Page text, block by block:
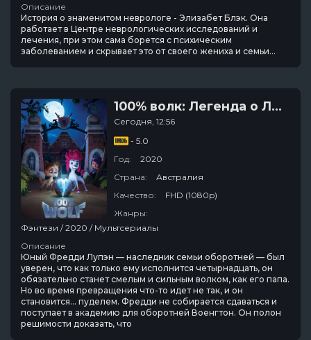
Описание
История о знаменитом неврологе - Элизабет Блэк. Она
работает в Центре неврологических исследований и
лечения, при этом сама борется с психическим
заболеванием и скрывает это от своего жениха и семьи...
100% волк: Легенда о Лунном камне
Сегодня, 12:56
- 5.0
Год:
2020
Страна:
Австралия
Качество:
FHD (1080p)
Жанры:
Фэнтези / 2020 / Мультсериалы
Описание
Юный Фредди Лупэн — наследник семьи оборотней — был
уверен, что как только ему исполнится четырнадцать, он
обязательно станет смелым и сильным волком, как его папа.
Но во время превращения что-то идет не так, и он
становится… пуделем. Фредди не собирается сдаваться и
поступает в академию для оборотней Военгтон. Он полон
решимости доказать, что